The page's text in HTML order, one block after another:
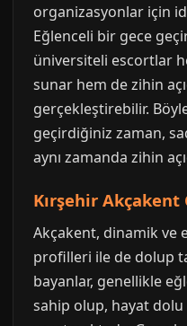
organizasyonlar için
Eğlenceli bir gece
üniversiteli escortlar
sunar hem de zihin
gerçekleştirebilir.
geçirdiğiniz zaman,
aynı zamanda zihin
Kırşehir Akçakent
Akçakent, dinamik ve
profilleri ile de dolup
bayanlar, genellikle
sahip olup, hayat